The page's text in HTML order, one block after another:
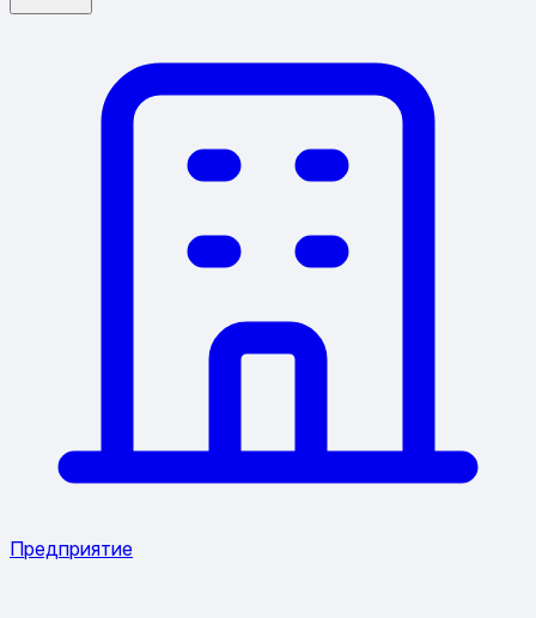
Предприятие